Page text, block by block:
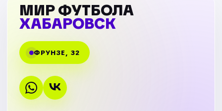
МИР ФУТБОЛА
ХАБАРОВСК
ФРУНЗЕ, 32